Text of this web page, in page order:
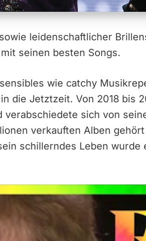
leidenschaftlicher
seinen besten Songs.
wie catchy
die Jetztzeit. Von 2018 bis
verabschiedete sich von
verkauften Alben
schillerndes Leben wurde